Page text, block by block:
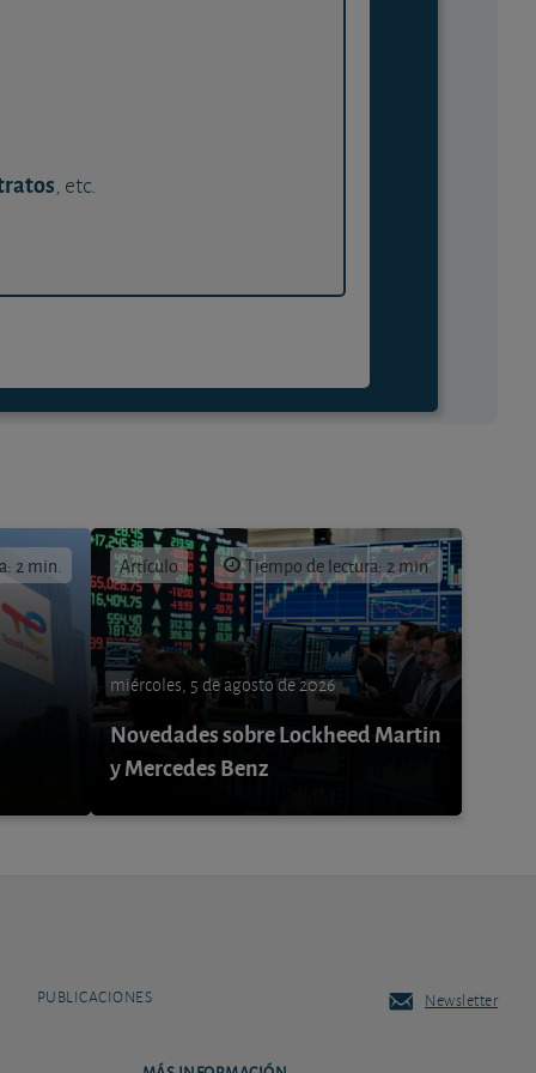
, etc.
2 min. Artículo Tiempo de lectura: 2 min.
miércoles, 5 de agosto de 2026
Novedades sobre Lockheed Martin
y Mercedes Benz
PUBLICACIONES Newsletter